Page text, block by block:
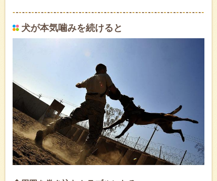
犬が本気噛みを続けると